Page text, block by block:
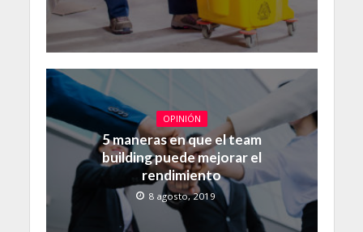
OPINIÓN
5 maneras en que el team
building puede mejorar el
rendimiento
8 agosto, 2019